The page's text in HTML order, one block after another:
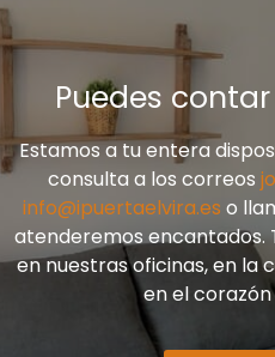
Puedes
Estamos a tu entera
consulta a los correos
info@ipuertaelvira.es o
atenderemos encantados.
en nuestras oficinas, en la
en el